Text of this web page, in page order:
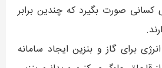
کسانی صورت بگیرد که چندین برابر
برای گاز و بنزین ایجاد سامانه